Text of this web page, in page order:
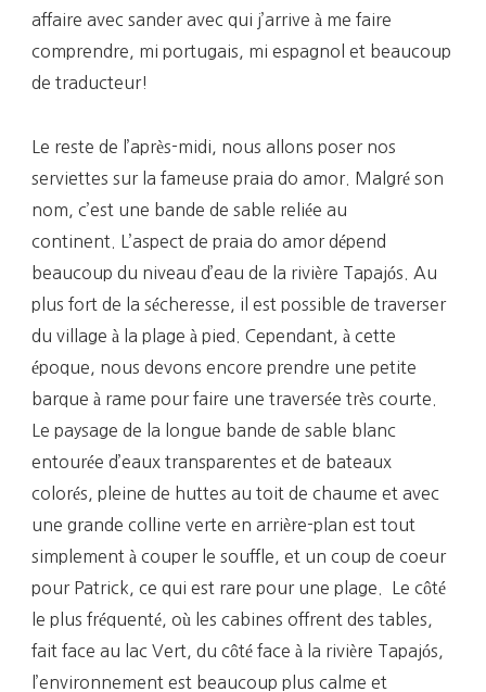
affaire avec sander avec qui j’arrive à me faire
comprendre, mi portugais, mi espagnol et beaucoup
de traducteur!
Le reste de l’après-midi, nous allons poser nos
serviettes sur la fameuse praia do amor. Malgré son
nom, c’est une bande de sable reliée au
continent. L’aspect de praia do amor dépend
beaucoup du niveau d’eau de la rivière Tapajós. Au
plus fort de la sécheresse, il est possible de traverser
du village à la plage à pied. Cependant, à cette
époque, nous devons encore prendre une petite
barque à rame pour faire une traversée très courte.
Le paysage de la longue bande de sable blanc
entourée d’eaux transparentes et de bateaux
colorés, pleine de huttes au toit de chaume et avec
une grande colline verte en arrière-plan est tout
simplement à couper le souffle, et un coup de coeur
pour Patrick, ce qui est rare pour une plage. Le côté
le plus fréquenté, où les cabines offrent des tables,
fait face au lac Vert, du côté face à la rivière Tapajós,
l’environnement est beaucoup plus calme et